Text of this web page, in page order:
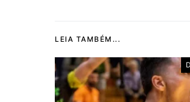
LEIA TAMBÉM...